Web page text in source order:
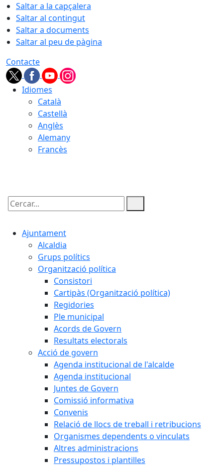
Saltar a la capçalera
Saltar al contingut
Saltar a documents
Saltar al peu de pàgina
Contacte
Idiomes
Català
Castellà
Anglès
Alemany
Francès
Cercar:
Ajuntament
Alcaldia
Grups polítics
Organització política
Consistori
Cartipàs (Organització política)
Regidories
Ple municipal
Acords de Govern
Resultats electorals
Acció de govern
Agenda institucional de l'alcalde
Agenda institucional
Juntes de Govern
Comissió informativa
Convenis
Relació de llocs de treball i retribucions
Organismes dependents o vinculats
Altres administracions
Pressupostos i plantilles